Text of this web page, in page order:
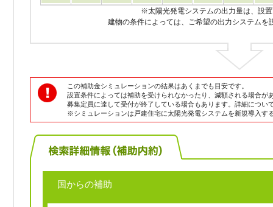
※太陽光発電システムの出力量は、設
建物の条件によっては、ご希望の出力システムを
この補助金シミュレーションの結果はあくまでも目安です。
設置条件によっては補助を受けられなかったり、減額される場合が
募集定員に達して受付が終了している場合もあります。詳細につい
※シミュレーションは戸建住宅に太陽光発電システムを新規導入す
国からの補助